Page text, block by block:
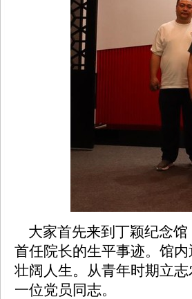
大家首先来到丁颖纪念馆
首任院长的生平事迹。馆
壮阔人生。从青年时期立
一位党员同志。